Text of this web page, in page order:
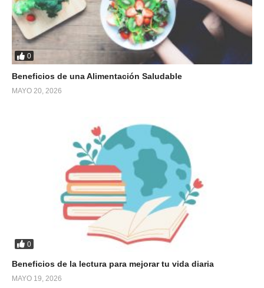
0
Beneficios de una Alimentación Saludable
MAYO 20, 2026
0
Beneficios de la lectura para mejorar tu vida diaria
MAYO 19, 2026